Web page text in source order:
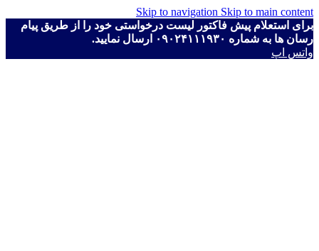
Skip to navigation Skip to main content
برای استعلام پیش فاکتور لیست درخواستی خود را از طریق پیام
رسان ها به شماره ۰۹۰۲۴۱۱۱۹۳۰ ارسال نمایید.
واتس اپ